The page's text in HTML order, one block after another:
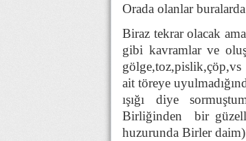
Orada olanlar
Biraz tekrar olacak
gibi kavramlar ve
gölge,toz,pislik,çöp,vs
ait töreye
ışığı diye
Birliğinden bir
huzurunda Birler daim)